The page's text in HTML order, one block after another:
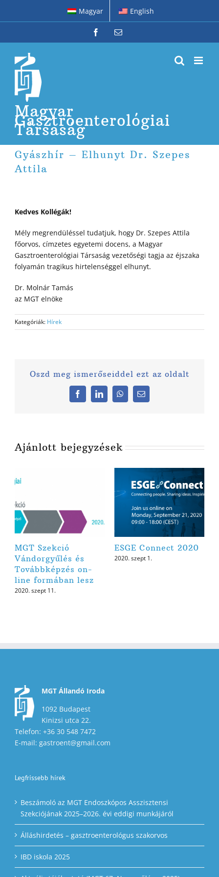
Magyar English
FacebookEmail:
Magyar
Gasztroenterológiai
Társaság
Gyászhír – Elhunyt Dr. Szepes
Attila
Kedves Kollégák!
Mély megrendüléssel tudatjuk, hogy Dr. Szepes Attila
főorvos, címzetes egyetemi docens, a Magyar
Gasztroenterológiai Társaság vezetőségi tagja az éjszaka
folyamán tragikus hirtelenséggel elhunyt.
Dr. Molnár Tamás
az MGT elnöke
Kategóriák: Hírek
Oszd meg ismerőseiddel ezt az oldalt
FacebookLinkedInWhatsAppEmail:
Ajánlott bejegyzések
MGT Szekció
Vándorgyűlés és
Továbbképzés on-
line formában lesz
2020. szept 11.
ESGE Connect 2020
2020. szept 1.
MGT Állandó Iroda
1092 Budapest
Kinizsi utca 22.
Telefon: +36 30 548 7472
E-mail: gastroent@gmail.com
Legfrissebb hírek
Beszámoló az MGT Endoszkópos Asszisztensi
Szekciójának 2025–2026. évi eddigi munkájáról
Álláshirdetés – gasztroenterológus szakorvos
IBD iskola 2025